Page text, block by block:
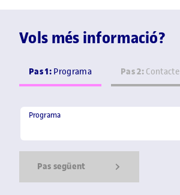
Vols més informació?
Pas 1:Programa Pas 2:Contacte
Programa
Programa
Pas següent